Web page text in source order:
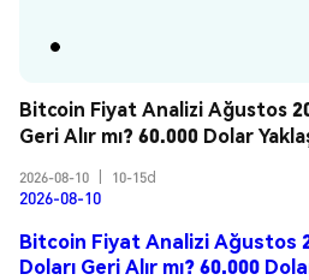
Bitcoin Fiyat Analizi Ağustos
Geri Alır mı? 60.000 Dolar
2026-08-10 10-15d
2026-08-10
Bitcoin Fiyat Analizi Ağustos
Doları Geri Alır mı? 60.000